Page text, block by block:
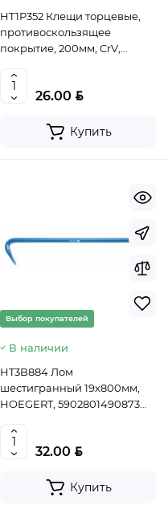
HT1P352 Клещи торцевые,
противоскользящее
покрытие, 200мм, CrV,
(CN)
26.00 BYN
Купить
Выбор покупателей
В наличии
HT3B884 Лом
шестигранный 19х800мм,
HOEGERT, 5902801490873
32.00 BYN
Купить